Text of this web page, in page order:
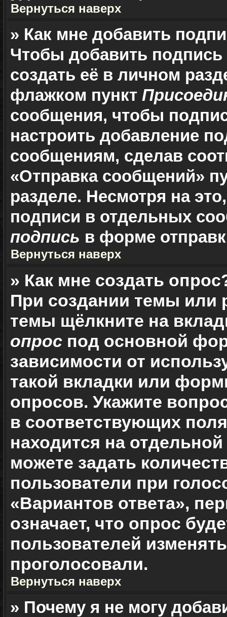
Вернуться наверх
» Как мне добавить
Чтобы добавить
создать её в личном
флажком пункт
сообщения, чтобы
настроить добавление
сообщениям, сделав
«Отправка сообщений»
разделе. Несмотря на
подписи в отдельных
подпись в форме
Вернуться наверх
» Как мне создать
При создании темы или
темы щёлкните на
опрос под основной
зависимости от
такой вкладки или
опросов. Укажите
в соответствующих
находится на
можете задать
пользователи при
«Вариантов ответа»,
означает, что опрос
пользователей
проголосовали.
Вернуться наверх
» Почему я не могу